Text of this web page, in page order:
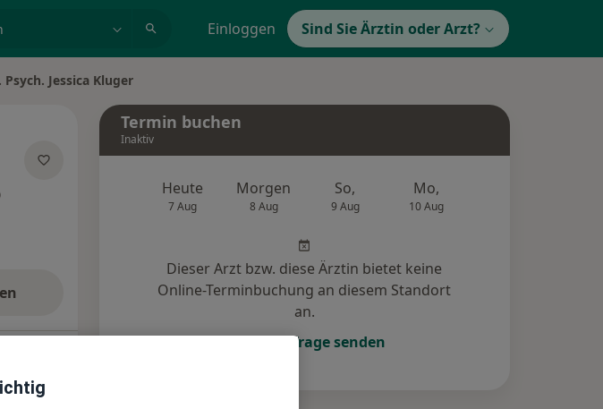
Einloggen Sind Sie Ärztin oder Arzt?
Psych. Jessica Kluger
Spezialisierungen
Termin buchen
Inaktiv
Heute
7 Aug
Morgen
8 Aug
So,
9 Aug
Mo,
10 Aug
Dieser Arzt bzw. diese Ärztin bietet keine
Online-Terminbuchung an diesem Standort
an.
Terminanfrage senden